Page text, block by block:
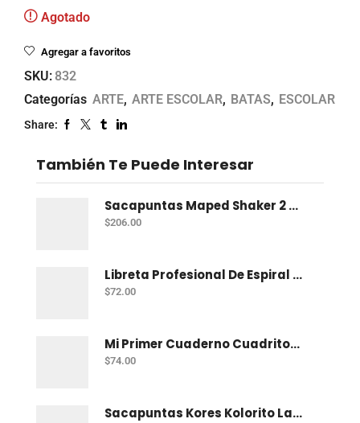
Agotado
Agregar a favoritos
SKU: 832
Categorías ARTE, ARTE ESCOLAR, BATAS, ESCOLAR
Share:
También Te Puede Interesar
Sacapuntas Maped Shaker 2 Orificios - Bote Con 12
$206.00
Libreta Profesional De Espiral Norma Color 100 H C-7
$72.00
Mi Primer Cuaderno Cuadritos "A" (10Mm) 50 Hojas Norma
$74.00
Sacapuntas Kores Kolorito Lapiz 1 Orif C/20